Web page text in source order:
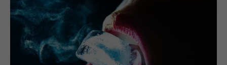
+7 912 076-93-01